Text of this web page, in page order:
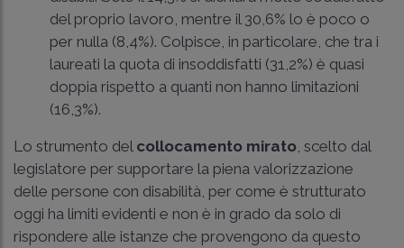
del proprio lavoro, mentre il 30,6% lo è poco o
per nulla (8,4%). Colpisce, in particolare, che tra i
laureati la quota di insoddisfatti (31,2%) è quasi
doppia rispetto a quanti non hanno limitazioni
(16,3%).
Lo strumento del collocamento mirato , scelto dal
legislatore per supportare la piena valorizzazione
delle persone con disabilità, per come è strutturato
oggi ha limiti evidenti e non è in grado da solo di
rispondere alle istanze che provengono da questo